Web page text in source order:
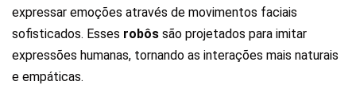
expressar emoções através de movimentos faciais
sofisticados. Esses robôs são projetados para imitar
expressões humanas, tornando as interações mais naturais
e empáticas.